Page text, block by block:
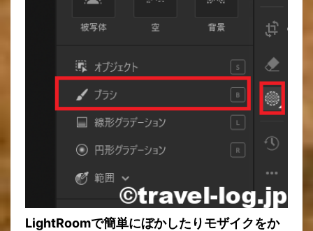
LightRoomで簡単にぼかしたりモザイクをか